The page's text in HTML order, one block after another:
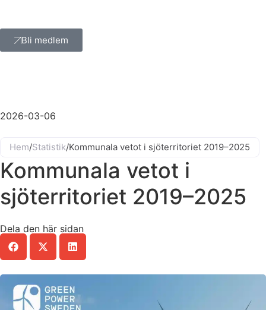
Bli medlem
2026-03-06
Hem/Statistik/Kommunala vetot i sjöterritoriet 2019–2025
Kommunala vetot i
sjöterritoriet 2019–2025
Dela den här sidan